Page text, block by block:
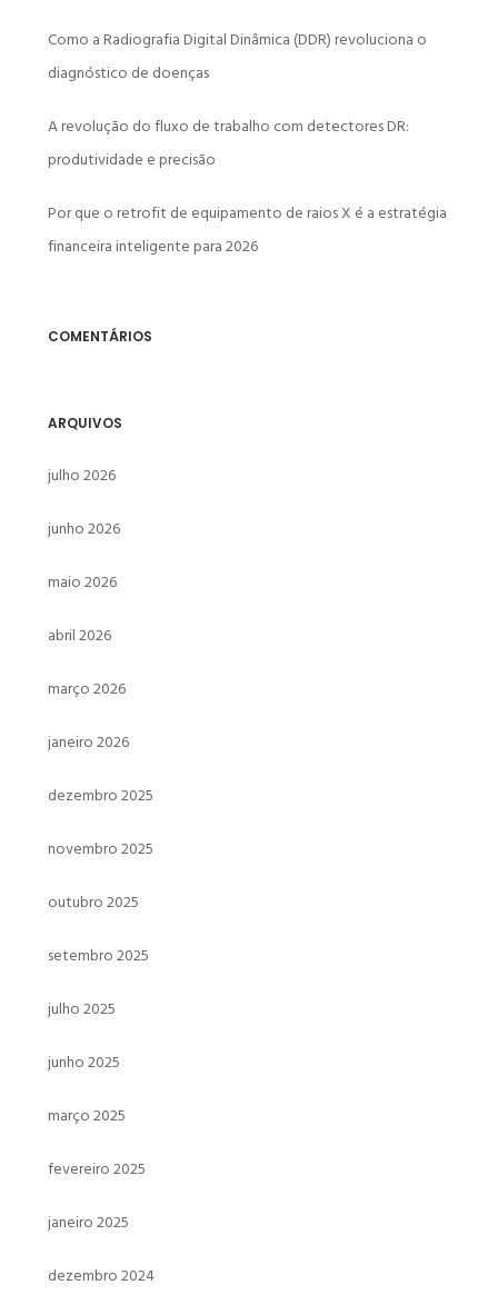
Como a Radiografia Digital Dinâmica (DDR) revoluciona o
diagnóstico de doenças
A revolução do fluxo de trabalho com detectores DR:
produtividade e precisão
Por que o retrofit de equipamento de raios X é a estratégia
financeira inteligente para 2026
COMENTÁRIOS
ARQUIVOS
julho 2026
junho 2026
maio 2026
abril 2026
março 2026
janeiro 2026
dezembro 2025
novembro 2025
outubro 2025
setembro 2025
julho 2025
junho 2025
março 2025
fevereiro 2025
janeiro 2025
dezembro 2024